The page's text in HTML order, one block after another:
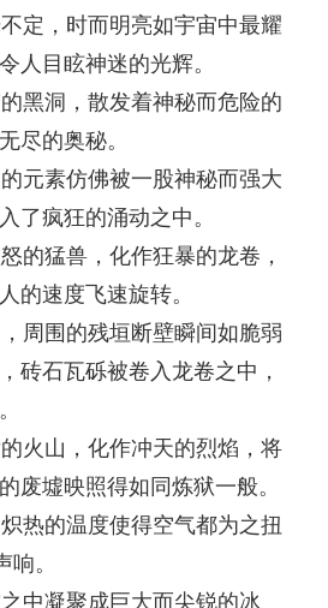
定，时而明亮如宇宙中最耀
人目眩神迷的光辉。
黑洞，散发着神秘而危险的
尽的奥秘。
元素仿佛被一股神秘而强大
了疯狂的涌动之中。
的猛兽，化作狂暴的龙卷，
的速度飞速旋转。
周围的残垣断壁瞬间如脆弱
砖石瓦砾被卷入龙卷之中，
火山，化作冲天的烈焰，将
废墟映照得如同炼狱一般。
热的温度使得空气都为之扭
响。
中凝聚成巨大而尖锐的冰